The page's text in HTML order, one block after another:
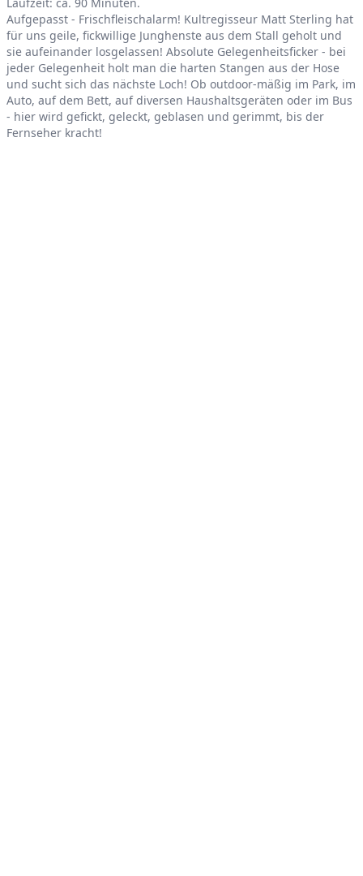
Product information
Laufzeit: ca. 90 Minuten.
Aufgepasst - Frischfleischalarm! Kultregisseur Matt Sterling hat
für uns geile, fickwillige Junghenste aus dem Stall geholt und
sie aufeinander losgelassen! Absolute Gelegenheitsficker - bei
jeder Gelegenheit holt man die harten Stangen aus der Hose
und sucht sich das nächste Loch! Ob outdoor-mäßig im Park, im
Auto, auf dem Bett, auf diversen Haushaltsgeräten oder im Bus
- hier wird gefickt, geleckt, geblasen und gerimmt, bis der
Fernseher kracht!